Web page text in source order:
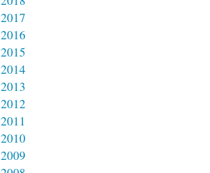
2017
2016
2015
2014
2013
2012
2011
2010
2009